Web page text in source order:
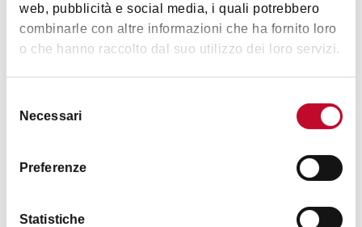
web, pubblicità e social media, i quali potrebbero
combinarle con altre informazioni che ha fornito loro
o che hanno raccolto dal suo utilizzo dei loro servizi.
delNecessari
Preferenze
Statistiche
藝術文化
联系方式